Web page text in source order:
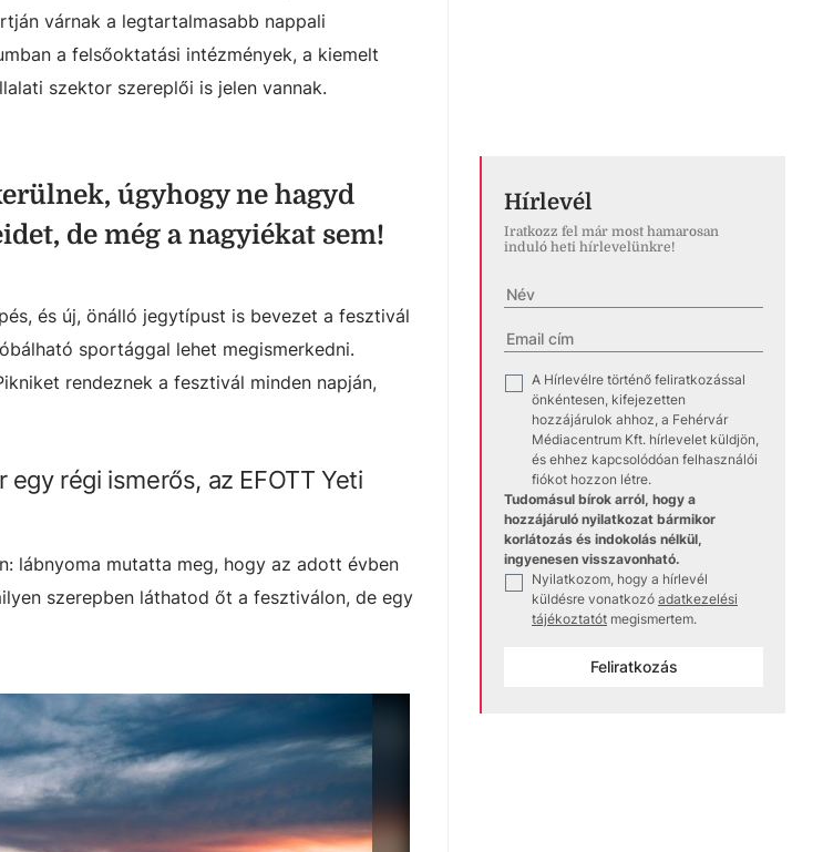
várnak a legtartalmasabb nappali
a felsőoktatási intézmények, a kiemelt
szektor szereplői is jelen vannak.
úgyhogy ne hagyd
de még a nagyiékat sem!
és új, önálló jegytípust is bevezet a fesztivál
sportággal lehet megismerkedni.
rendeznek a fesztivál minden napján,
régi ismerős, az EFOTT Yeti
lábnyoma mutatta meg, hogy az adott évben
szerepben láthatod őt a fesztiválon, de egy
Hírlevél
Iratkozz fel már most hamarosan
induló heti hírlevelünkre!
✓
A Hírlevélre történő feliratkozással
önkéntesen, kifejezetten
hozzájárulok ahhoz, a Fehérvár
Médiacentrum Kft. hírlevelet küldjön,
és ehhez kapcsolódóan felhasználói
fiókot hozzon létre.
Tudomásul bírok arról, hogy a
hozzájáruló nyilatkozat bármikor
korlátozás és indokolás nélkül,
ingyenesen visszavonható.
✓
Nyilatkozom, hogy a hírlevél
küldésre vonatkozó adatkezelési
tájékoztatót megismertem.
Feliratkozás